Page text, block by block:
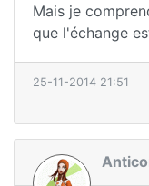
Mais je
que l'échange
25-11-2014 21:51